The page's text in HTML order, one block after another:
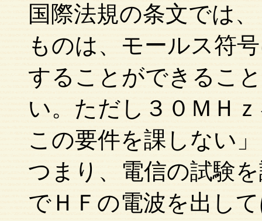
国際法規の条文では
ものは、モールス符
することができるこ
い。ただし３０ＭＨ
この要件を課しない
つまり、電信の試験
でＨＦの電波を出し